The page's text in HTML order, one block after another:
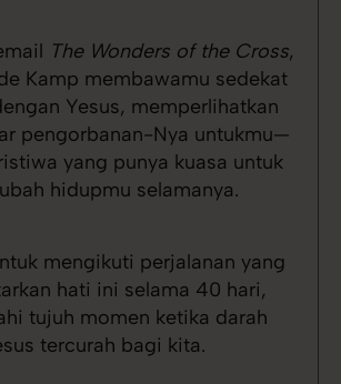
The Wonders of the Cross,
Kamp membawamu sedekat
Yesus, memperlihatkan
pengorbanan-Nya untukmu—
yang punya kuasa untuk
hidupmu selamanya.
mengikuti perjalanan yang
hati ini selama 40 hari,
tujuh momen ketika darah
tercurah bagi kita.